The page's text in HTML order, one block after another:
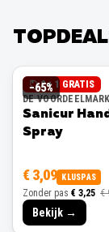
−65%
2 + 1 GRATIS
DE
Sanicur
Spray
€ 3,09 KLUSPAS
Zonder pas € 3,25 €
Bekijk →